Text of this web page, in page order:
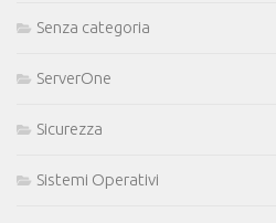
Senza categoria
ServerOne
Sicurezza
Sistemi Operativi